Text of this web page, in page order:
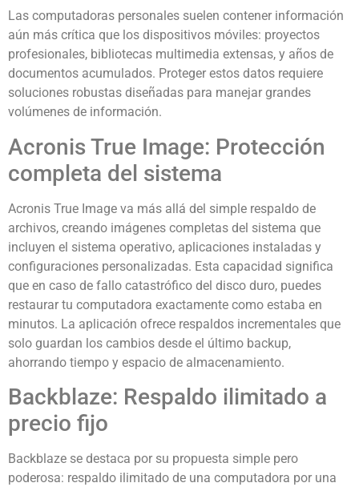
Las computadoras personales suelen contener información
aún más crítica que los dispositivos móviles: proyectos
profesionales, bibliotecas multimedia extensas, y años de
documentos acumulados. Proteger estos datos requiere
soluciones robustas diseñadas para manejar grandes
volúmenes de información.
Acronis True Image: Protección
completa del sistema
Acronis True Image va más allá del simple respaldo de
archivos, creando imágenes completas del sistema que
incluyen el sistema operativo, aplicaciones instaladas y
configuraciones personalizadas. Esta capacidad significa
que en caso de fallo catastrófico del disco duro, puedes
restaurar tu computadora exactamente como estaba en
minutos. La aplicación ofrece respaldos incrementales que
solo guardan los cambios desde el último backup,
ahorrando tiempo y espacio de almacenamiento.
Backblaze: Respaldo ilimitado a
precio fijo
Backblaze se destaca por su propuesta simple pero
poderosa: respaldo ilimitado de una computadora por una